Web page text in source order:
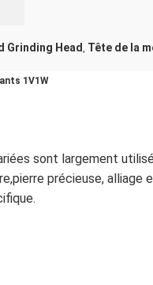
Grinding Head , Tête de la
1V1W
sont largement
précieuse, alliage